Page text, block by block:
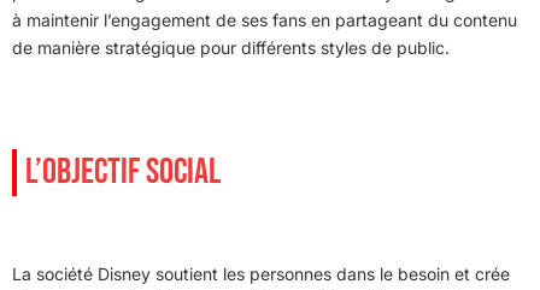
à maintenir l’engagement de ses fans en partageant du contenu
de manière stratégique pour différents styles de public.
L’OBJECTIF SOCIAL
La société Disney soutient les personnes dans le besoin et crée